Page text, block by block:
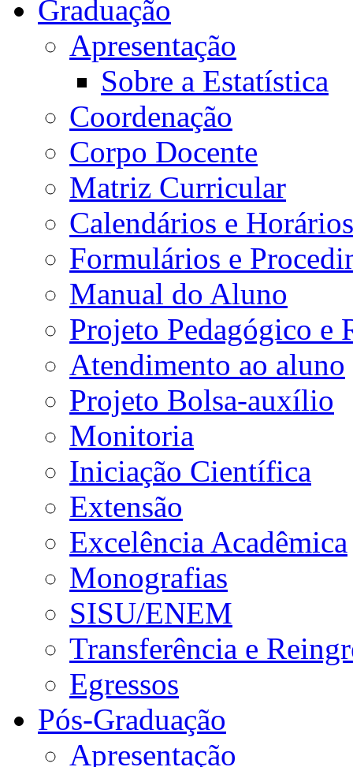
Graduação
Apresentação
Sobre a Estatística
Coordenação
Corpo Docente
Matriz Curricular
Calendários e Horários
Formulários e
Manual do Aluno
Projeto Pedagógico e
Atendimento ao aluno
Projeto Bolsa-auxílio
Monitoria
Iniciação Científica
Extensão
Excelência Acadêmica
Monografias
SISU/ENEM
Transferência e
Egressos
Pós-Graduação
Apresentação